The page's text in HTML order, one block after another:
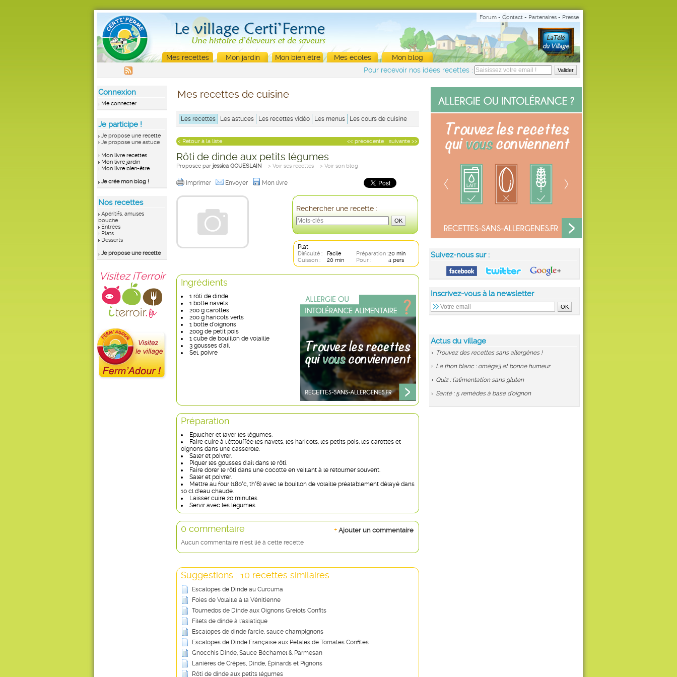
Forum - Contact - Partenaires - Presse
Mes recettes Mon jardin Mon bien être Mes écoles
Mon blog
Pour recevoir nos idées recettes :
Connexion
Me connecter
Je participe !
Je propose une recette
Je propose une astuce
Mon livre recettes
Mon livre jardin
Mon livre bien-être
Je crée mon blog !
Nos recettes
Apéritifs, amuses
bouche
Entrées
Plats
Desserts
Je propose une recette
Visitez iTerroir
Suivez-nous sur :
Inscrivez-vous à la newsletter
Actus du village
Trouvez des recettes sans allergènes !
Le thon blanc : oméga3 et bonne humeur
Quiz : l'alimentation sans gluten
Santé : 5 remèdes à base d'oignon
Mes recettes de cuisine
Les recettes Les astuces Les recettes vidéo Les menus Les cours de cuisine
suivante >>
<< précédente
< Retour à la liste
Rôti de dinde aux petits légumes
Proposée par jessica GOUESLAIN > Voir ses recettes > Voir son blog
Imprimer Envoyer Mon livre
Rechercher une recette :
Plat
Difficulté : Facile Préparation :20 min
Cuisson :
20 min Pour : 4 pers
Ingrédients
1 rôti de dinde
1 botte navets
200 g carottes
200 g haricots verts
1 botte d'oignons
200g de petit pois
1 cube de bouillon de volaille
3 gousses d'ail
Sel, poivre
Préparation
Eplucher et laver les légumes.
Faire cuire à l'éttouffée les navets, les haricots, les petits pois, les carottes et
oignons dans une casserole.
Saler et poivrer.
Piquer les gousses d'ail dans le rôti.
Faire dorer le rôti dans une cocotte en veillant à le retourner souvent.
Saler et poivrer.
Mettre au four (180°c, th°6) avec le bouillon de volaille préalablement délayé dans
10 cl d'eau chaude.
Laisser cuire 20 minutes.
Servir avec les légumes.
+ Ajouter un commentaire
0 commentaire
Aucun commentaire n'est lié à cette recette
Suggestions : 10 recettes similaires
Escalopes de Dinde au Curcuma
Foies de Volaille à la Vénitienne
Tournedos de Dinde aux Oignons Grelots Confits
Filets de dinde à l'asiatique
Escalopes de dinde farcie, sauce champignons
Escalopes de Dinde Française aux Pétales de Tomates Confites
Gnocchis Dinde, Sauce Béchamel & Parmesan
Lanières de Crêpes, Dinde, Épinards et Pignons
Rôti de dinde aux petits légumes